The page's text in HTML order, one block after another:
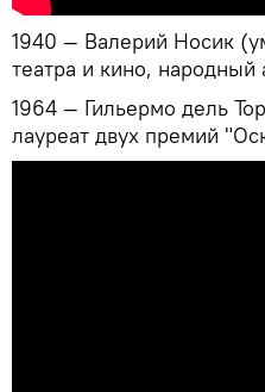
1940 — Валерий Носик
театра и кино, народный
1964 — Гильермо дель
лауреат двух премий